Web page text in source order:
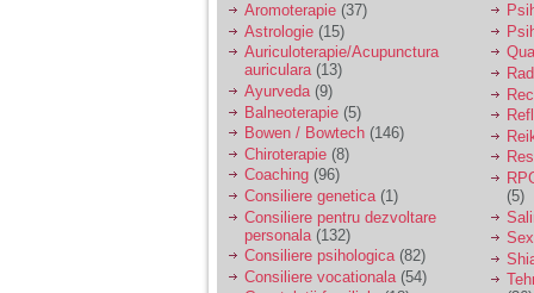
Sunt casatorita, am
31 de ani si un copil in
varsta de 2 ani care
mi-e lumina ochilor.
De ceva timp simt ca
mi s-a adunat
oboseala, o oboseala
cronica de care nu pot
scapa si simt ca din
cauza ei nu pot
controla nervii si
cateodata are copilul
de suferit.
Aromoterapie (37)
Astrologie (15)
Auriculoterapie/Acupunctura
auriculara(13)
Ayurveda(9)
Balneoterapie (5)
Bowen / Bowtech (146)
Chiroterapie (8)
Coaching (96)
Consiliere genetica(1)
Consiliere pentru dezvoltare
personala (132)
Consiliere psihologica(82)
Consiliere vocationala (54)
(5)